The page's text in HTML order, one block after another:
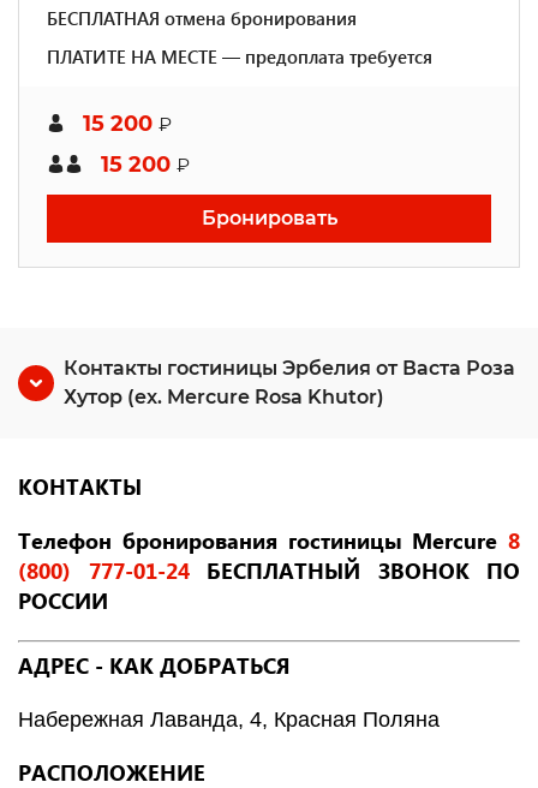
БЕСПЛАТНАЯ отмена бронирования
ПЛАТИТЕ НА МЕСТЕ — предоплата требуется
15 200 ₽
15 200 ₽
Бронировать
Контакты гостиницы Эрбелия от Васта Роза
Хутор (ex. Mercure Rosa Khutor)
КОНТАКТЫ
Телефон бронирования гостиницы Mercure 8
(800) 777-01-24БЕСПЛАТНЫЙ ЗВОНОК ПО
РОССИИ
АДРЕС - КАК ДОБРАТЬСЯ
Набережная Лаванда, 4, Красная Поляна
РАСПОЛОЖЕНИЕ